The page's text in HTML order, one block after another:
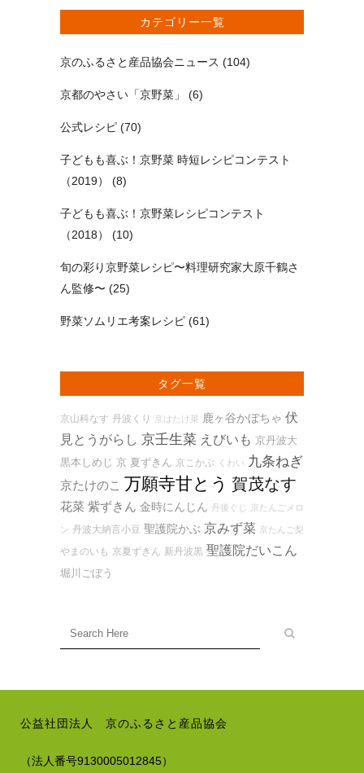
カテゴリー一覧
京のふるさと産品協会ニュース (104)
京都のやさい「京野菜」 (6)
公式レシピ (70)
子どもも喜ぶ！京野菜 時短レシピコンテスト
（2019）
(8)
子どもも喜ぶ！京野菜レシピコンテスト
（2018）
(10)
旬の彩り京野菜レシピ〜料理研究家大原千鶴さ
ん監修〜 (25)
野菜ソムリエ考案レシピ (61)
タグ一覧
京山科なす 丹波くり 京はたけ菜 鹿ヶ谷かぼちゃ 伏
見とうがらし 京壬生菜 えびいも 京丹波大
黒本しめじ 京 夏ずきん 京こかぶ くわい 九条ねぎ
京たけのこ 万願寺甘とう 賀茂なす
花菜 紫ずきん 金時にんじん 丹後ぐじ 京たんごメロ
ン 丹波大納言小豆 聖護院かぶ 京みず菜 京たんご梨
やまのいも 京夏ずきん 新丹波黒 聖護院だいこん
堀川ごぼう
公益社団法人 京のふるさと産品協会
（法人番号9130005012845）